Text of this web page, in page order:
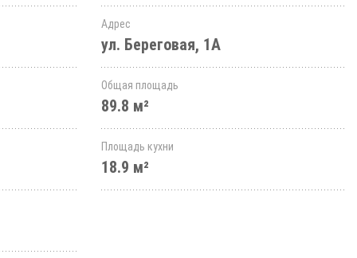
Адрес
ул. Береговая, 1А
Общая площадь
89.8 м²
Площадь кухни
18.9 м²